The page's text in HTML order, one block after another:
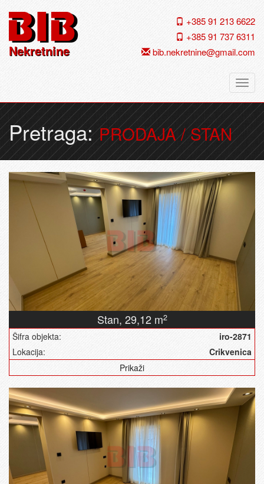
Nekretnine
+385 91 213 6622
+385 91 737 6311
bib.nekretnine@gmail.com
Pretraga:PRODAJA / STAN
Stan, 29,12 m2
Šifra objekta:
iro-2871
Lokacija:
Crikvenica
Prikaži